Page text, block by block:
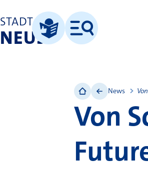
STADT
NEUSSLeichte Sprache
Menü
News
Von